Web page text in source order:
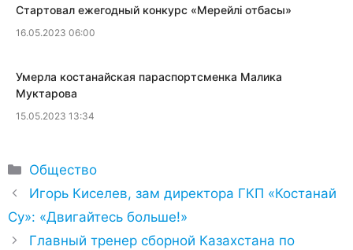
​Стартовал ежегодный конкурс «Мерейлi отбасы»
16.05.2023 06:00
​Умерла костанайская параспортсменка Малика
Муктарова
15.05.2023 13:34
Рубрики
Общество
Игорь Киселев, зам директора ГКП «Костанай
Су»: «Двигайтесь больше!»
Главный тренер сборной Казахстана по